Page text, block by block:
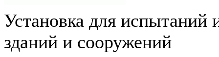
Установка для испытаний
зданий и сооружений